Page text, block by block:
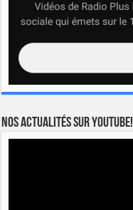
Nos actualités sur YOUTUBE!